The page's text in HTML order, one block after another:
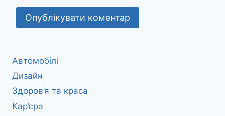
Автомобілі
Дизайн
Здоров’я та краса
Кар’єра